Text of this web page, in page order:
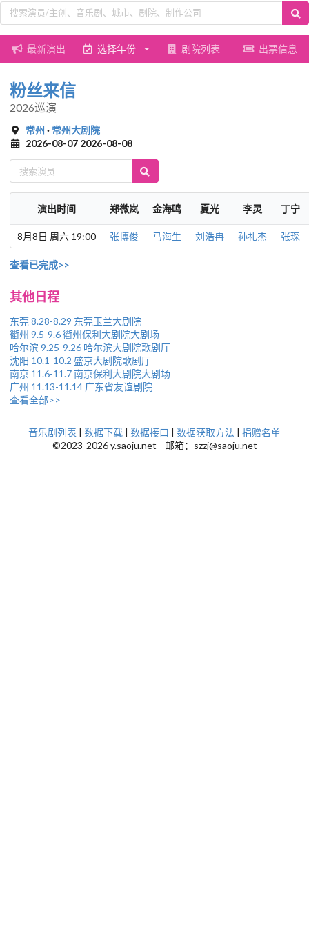
最新演出 选择年份 剧院列表 出票信息
粉丝来信
2026巡演
常州 · 常州大剧院
2026-08-07 2026-08-08
演出时间 郑微岚 金海鸣 夏光 李灵 丁宁
8月8日 周六 19:00 张博俊 马海生 刘浩冉 孙礼杰 张琛
查看已完成>>
其他日程
东莞 8.28-8.29 东莞玉兰大剧院
衢州 9.5-9.6 衢州保利大剧院大剧场
哈尔滨 9.25-9.26 哈尔滨大剧院歌剧厅
沈阳 10.1-10.2 盛京大剧院歌剧厅
南京 11.6-11.7 南京保利大剧院大剧场
广州 11.13-11.14 广东省友谊剧院
查看全部>>
音乐剧列表 | 数据下载 | 数据接口 | 数据获取方法 | 捐赠名单
©2023-2026 y.saoju.net 邮箱：szzj@saoju.net